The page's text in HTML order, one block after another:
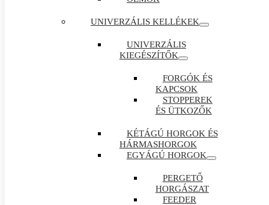
UNIVERZÁLIS KELLÉKEK
UNIVERZÁLIS
KIEGÉSZÍTŐK
FORGÓK ÉS
KAPCSOK
STOPPEREK
ÉS ÜTKOZŐK
KÉTÁGÚ HORGOK ÉS
HÁRMASHORGOK
EGYÁGÚ HORGOK
PERGETŐ
HORGÁSZAT
FEEDER